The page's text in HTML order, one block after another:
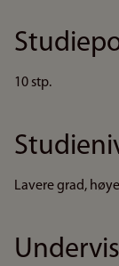
10 stp.
Lavere grad,